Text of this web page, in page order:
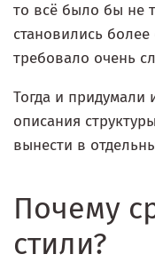
то всё было бы не
становились
требовало очень
Тогда и придумали
описания
вынести в
Почему
стили?